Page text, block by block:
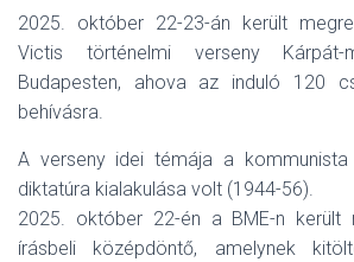
2025. október 22-23-án került
Victis történelmi verseny Kárpát-
Budapesten, ahova az induló 120
behívásra.
A verseny idei témája a
diktatúra kialakulása volt (1944-56).
2025. október 22-én a BME-n került
írásbeli középdöntő, amelynek